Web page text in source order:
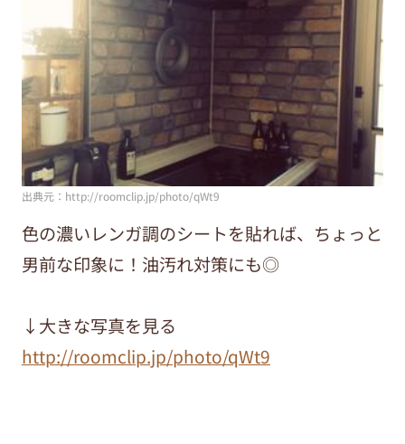
出典元：http://roomclip.jp/photo/qWt9
色の濃いレンガ調のシートを貼れば、ちょっと
男前な印象に！油汚れ対策にも◎
↓大きな写真を見る
http://roomclip.jp/photo/qWt9